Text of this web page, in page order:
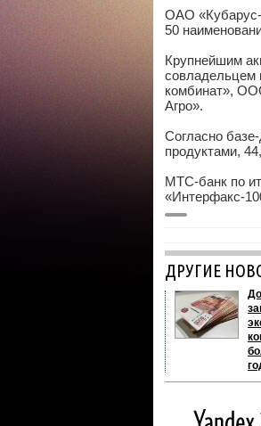
ОАО «Кубарус-
50
Крупнейшим
совладельцем
комбинат»,
Агро».
Согласно
продуктами,
МТС-банк по
«Интерфакс-
ДРУГИЕ